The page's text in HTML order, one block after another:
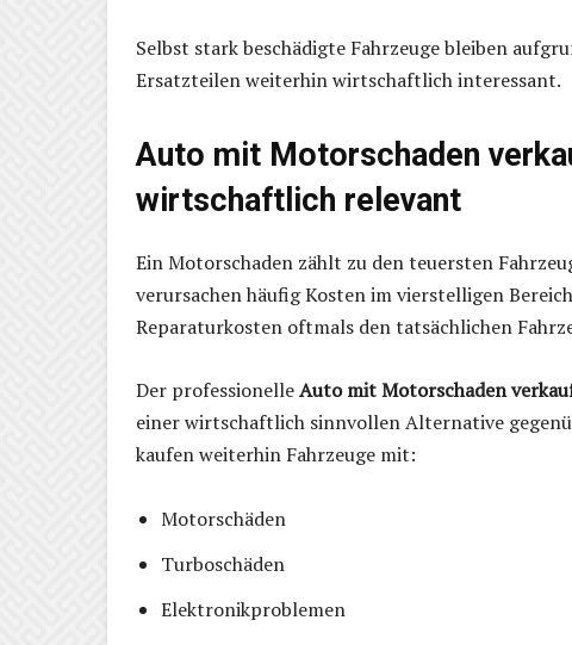
Selbst stark beschädigte Fahrzeuge bleiben
Ersatzteilen weiterhin wirtschaftlich interessant.
Auto mit Motorschaden
wirtschaftlich relevant
Ein Motorschaden zählt zu den teuersten
verursachen häufig Kosten im vierstelligen
Reparaturkosten oftmals den tatsächlichen
Der professionelleAuto mit Motorschaden
einer wirtschaftlich sinnvollen Alternative
kaufen weiterhin Fahrzeuge mit:
Motorschäden
Turboschäden
Elektronikproblemen